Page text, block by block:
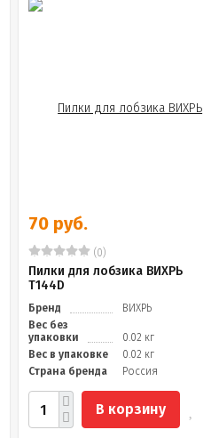
70 руб.
(0)
Пилки для лобзика ВИХРЬ
Т144D
Бренд
ВИХРЬ
Вес без
упаковки
0.02 кг
Вес в упаковке
0.02 кг
Страна бренда
Россия
В корзину